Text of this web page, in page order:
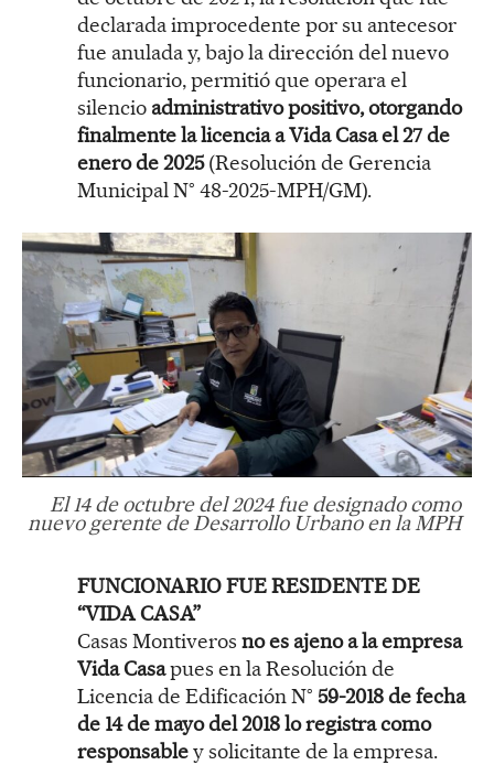
declarada improcedente por su antecesor
fue anulada y, bajo la dirección del nuevo
funcionario, permitió que operara el
silencio administrativo positivo, otorgando
finalmente la licencia a Vida Casa el 27 de
enero de 2025(Resolución de Gerencia
Municipal N° 48-2025-MPH/GM).
El 14 de octubre del 2024 fue designado como
nuevo gerente de Desarrollo Urbano en la MPH
FUNCIONARIO FUE RESIDENTE DE
“VIDA CASA”
Casas Montiveros no es ajeno a la empresa
Vida Casapues en la Resolución de
Licencia de Edificación N° 59-2018 de fecha
de 14 de mayo del 2018 lo registra como
responsabley solicitante de la empresa.